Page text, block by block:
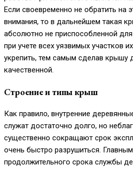
Если своевременно не обратить на
внимания, то в дальнейшем такая
абсолютно не приспособленной
при учете всех уязвимых участков
укрепить, тем самым сделав крышу
качественной.
Строение и типы крыш
Как правило, внутренние
служат достаточно долго, но
существенно сокращают срок
очень быстро разрушиться.
продолжительного срока службы